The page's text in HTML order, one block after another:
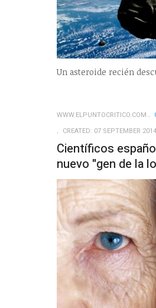
Un asteroide recién
WWW.ELPUNTOCRITICO.COM
CREATED: 07 SEPTEMBER 2014
Científicos
nuevo "gen de la